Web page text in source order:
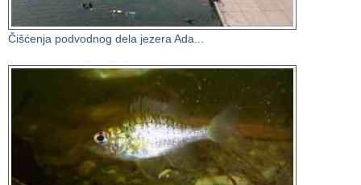
Čišćenja podvodnog dela jezera Ada...